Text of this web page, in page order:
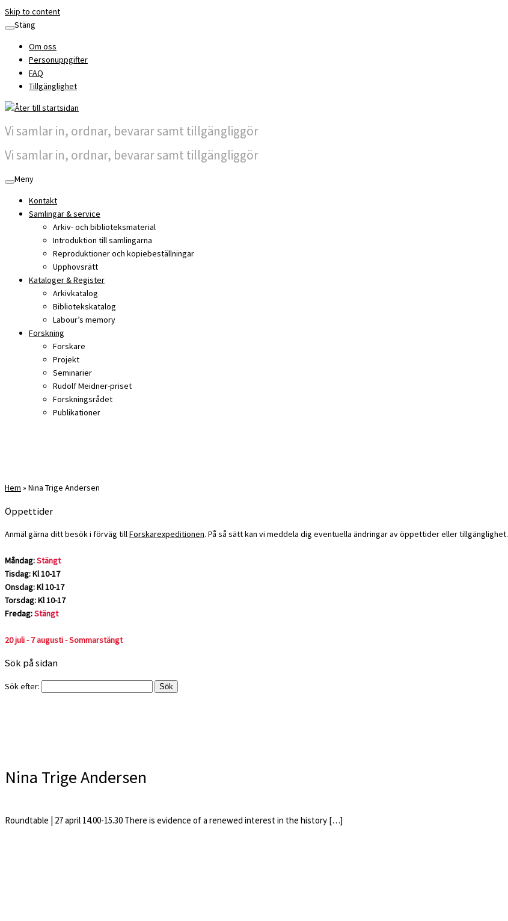
Skip to content
Stäng
Om oss
Personuppgifter
FAQ
Tillgänglighet
Vi samlar in, ordnar, bevarar samt tillgängliggör
Vi samlar in, ordnar, bevarar samt tillgängliggör
Meny
Kontakt
Samlingar & service
Arkiv- och biblioteksmaterial
Introduktion till samlingarna
Reproduktioner och kopiebeställningar
Upphovsrätt
Kataloger & Register
Arkivkatalog
Bibliotekskatalog
Labour’s memory
Forskning
Forskare
Projekt
Seminarier
Rudolf Meidner-priset
Forskningsrådet
Publikationer
Hem » Nina Trige Andersen
Öppettider
Anmäl gärna ditt besök i förväg tillForskarexpeditionen. På så sätt kan vi meddela dig eventuella ändringar av öppettider eller tillgänglighet.
Måndag:Stängt
Tisdag: Kl 10-17
Onsdag: Kl 10-17
Torsdag: Kl 10-17
Fredag:Stängt
20 juli - 7 augusti - Sommarstängt
Sök på sidan
Sök efter:
Nina Trige Andersen
Roundtable | 27 april 14.00-15.30 There is evidence of a renewed interest in the history […]